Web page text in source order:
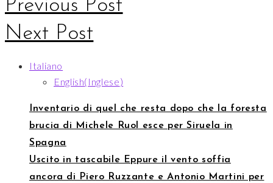
articoli
Previous Post
Next Post
Italiano
English( Inglese)
Inventario di quel che resta dopo che la foresta
brucia di Michele Ruol esce per Siruela in
Spagna
Uscito in tascabile Eppure il vento soffia
ancora di Piero Ruzzante e Antonio Martini per